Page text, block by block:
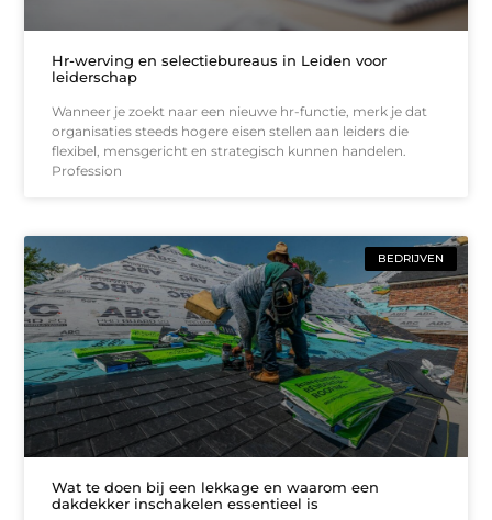
Hr-werving en selectiebureaus in Leiden voor
leiderschap
Wanneer je zoekt naar een nieuwe hr-functie, merk je dat
organisaties steeds hogere eisen stellen aan leiders die
flexibel, mensgericht en strategisch kunnen handelen.
Profession
BEDRIJVEN
Wat te doen bij een lekkage en waarom een
dakdekker inschakelen essentieel is